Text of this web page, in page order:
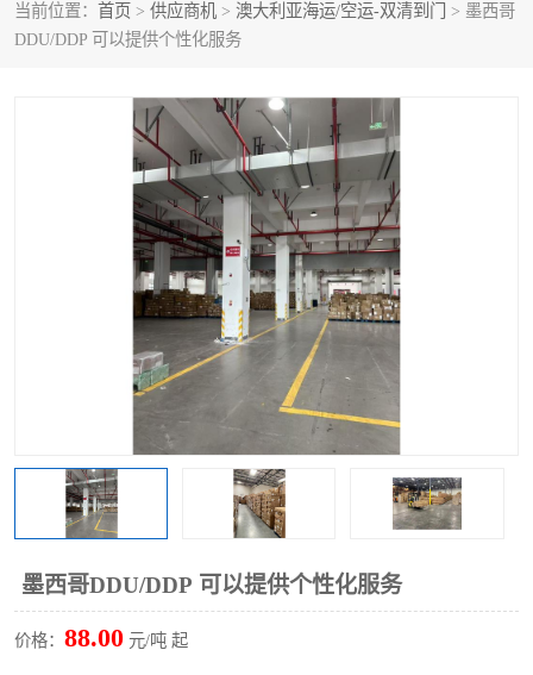
当前位置： 首页 > 供应商机 > 澳大利亚海运/空运-双清到门
> 墨西哥
DDU/DDP 可以提供个性化服务
墨西哥DDU/DDP 可以提供个性化服务
价格： 88.00 元/吨 起
门